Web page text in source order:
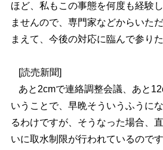
ほど、私もこの事態を何度も経験
ませんので、専門家などからいた
まえて、今後の対応に臨んで参り
[読売新聞]
あと2cmで連絡調整会議、あと
いうことで、早晩そういうふうに
るわけですが、そうなった場合、
いに取水制限が行われているので